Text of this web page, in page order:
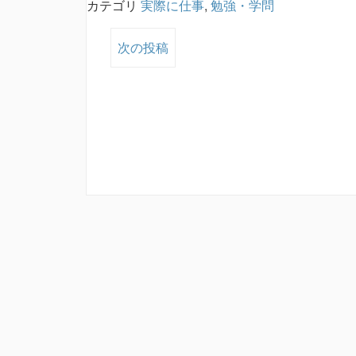
カテゴリ 実際に仕事, 勉強・学問
次の投稿